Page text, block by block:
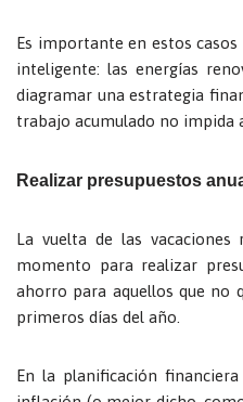
Es importante en estos
inteligente: las energías
diagramar una estrategia
trabajo acumulado no impida
Realizar presupuestos
La vuelta de las vacaciones
momento para realizar
ahorro para aquellos que no
primeros días del año.
En la planificación